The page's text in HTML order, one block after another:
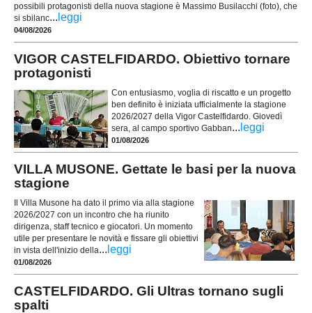
possibili protagonisti della nuova stagione è Massimo Busilacchi (foto), che
si sbilanc... leggi
04/08/2026
VIGOR CASTELFIDARDO. Obiettivo tornare
protagonisti
Con entusiasmo, voglia di riscatto e un progetto
ben definito è iniziata ufficialmente la stagione
2026/2027 della Vigor Castelfidardo. Giovedì
sera, al campo sportivo Gabban... leggi
01/08/2026
VILLA MUSONE. Gettate le basi per la nuova
stagione
Il Villa Musone ha dato il primo via alla stagione
2026/2027 con un incontro che ha riunito
dirigenza, staff tecnico e giocatori. Un momento
utile per presentare le novità e fissare gli obiettivi
in vista dell'inizio della... leggi
01/08/2026
CASTELFIDARDO. Gli Ultras tornano sugli
spalti